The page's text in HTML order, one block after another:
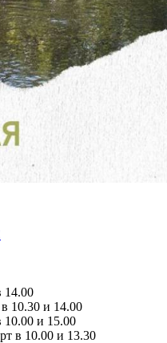
14.00
10.30 и 14.00
и 15.00
в 10.00 и 13.30